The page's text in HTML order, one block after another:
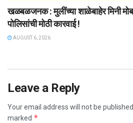
खळबळजनक : मुलींच्या शाळेबाहेर मिनी
पोलिसांची मोठी कारवाई !
AUGUST 6, 2026
Leave a Reply
Your email address will not be published.
marked *